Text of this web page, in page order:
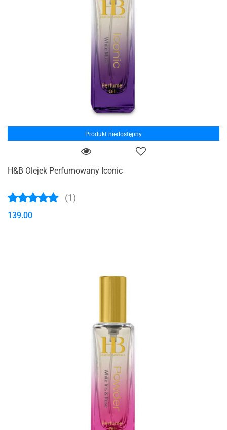
Produkt niedostępny
H&B Olejek Perfumowany Iconic
(1)
139.00